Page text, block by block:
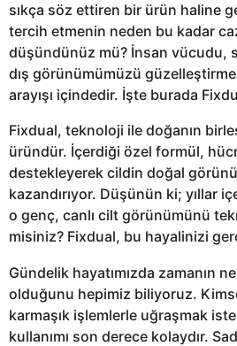
sıkça söz ettiren bir ürün haline
tercih etmenin neden bu kadar
düşündünüz mü? İnsan vücudu,
dış görünümümüzü
arayışı içindedir. İşte burada
Fixdual, teknoloji ile doğanın
üründür. İçerdiği özel formül,
destekleyerek cildin doğal
kazandırıyor. Düşünün ki; yıllar
o genç, canlı cilt görünümünü
misiniz? Fixdual, bu hayalinizi
Gündelik hayatımızda zamanın
olduğunu hepimiz biliyoruz.
karmaşık işlemlerle uğraşmak
kullanımı son derece kolaydır.